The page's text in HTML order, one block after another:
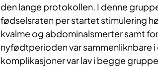
den lange protokollen. I denne
fødselsraten per startet stimulering
kvalme og abdominalsmerter samt
nyfødtperioden var sammenliknbare
komplikasjoner var lav i begge